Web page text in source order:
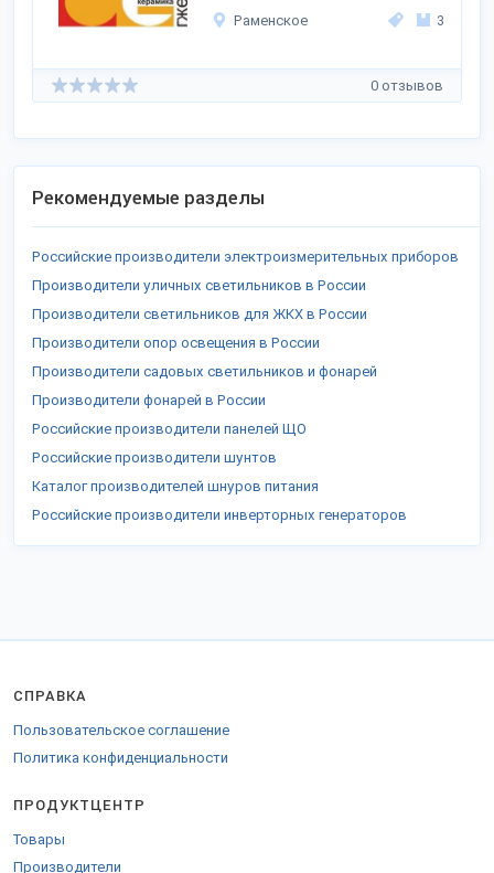
Раменское 3
0 отзывов
Рекомендуемые разделы
Российские производители электроизмерительных приборов
Производители уличных светильников в России
Производители светильников для ЖКХ в России
Производители опор освещения в России
Производители садовых светильников и фонарей
Производители фонарей в России
Российские производители панелей ЩО
Российские производители шунтов
Каталог производителей шнуров питания
Российские производители инверторных генераторов
СПРАВКА
Пользовательское соглашение
Политика конфиденциальности
ПРОДУКТЦЕНТР
Товары
Производители